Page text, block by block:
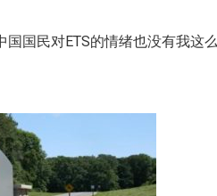
国民对ETS的情绪也没有我这么